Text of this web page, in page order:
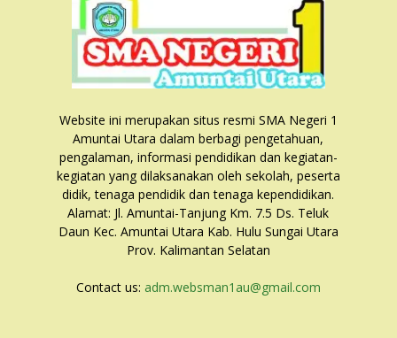
Website ini merupakan situs resmi SMA Negeri 1
Amuntai Utara dalam berbagi pengetahuan,
pengalaman, informasi pendidikan dan kegiatan-
kegiatan yang dilaksanakan oleh sekolah, peserta
didik, tenaga pendidik dan tenaga kependidikan.
Alamat: Jl. Amuntai-Tanjung Km. 7.5 Ds. Teluk
Daun Kec. Amuntai Utara Kab. Hulu Sungai Utara
Prov. Kalimantan Selatan
Contact us: adm.websman1au@gmail.com